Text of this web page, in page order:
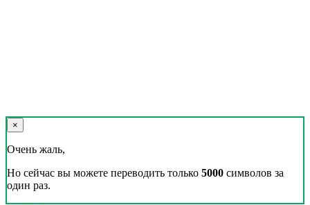
×
Очень жаль,
Но сейчас вы можете переводить только 5000 символов за
один раз.